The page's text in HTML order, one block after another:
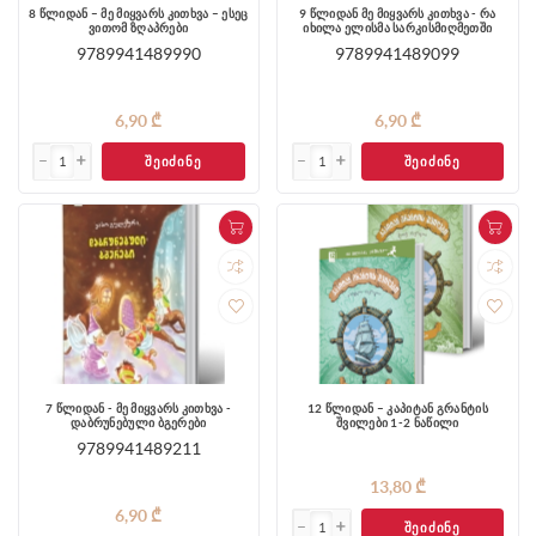
8 წლიდან – მე მიყვარს კითხვა – ესეც
ვითომ ზღაპრები
9789941489990
6,90 ₾
ᲨᲔᲘᲫᲘᲜᲔ
9 წლიდან მე მიყვარს კითხვა - რა
იხილა ელისმა სარკისმიღმეთში
9789941489099
6,90 ₾
ᲨᲔᲘᲫᲘᲜᲔ
7 წლიდან - მე მიყვარს კითხვა -
დაბრუნებული ბგერები
9789941489211
6,90 ₾
12 წლიდან – კაპიტან გრანტის
შვილები 1-2 ნაწილი
13,80 ₾
ᲨᲔᲘᲫᲘᲜᲔ